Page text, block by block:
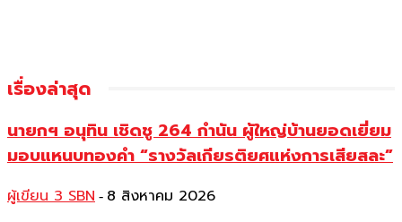
เรื่องล่าสุด
นายกฯ อนุทิน เชิดชู 264 กำนัน ผู้ใหญ่บ้านยอดเยี่ยม
มอบแหนบทองคำ “รางวัลเกียรติยศแห่งการเสียสละ”
ผู้เขียน 3 SBN - 8 สิงหาคม 2026